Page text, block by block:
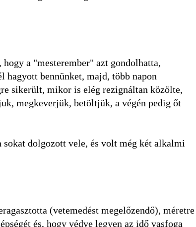
a "mesterember" azt gondolhatta,
hagyott bennünket, majd, több napon
sikerült, mikor is elég rezignáltan közölte,
megkeverjük, betöltjük, a végén pedig őt
sokat dolgozott vele, és volt még két alkalmi
(vetemedést megelőzendő), méretre
és, hogy védve legyen az idő vasfoga